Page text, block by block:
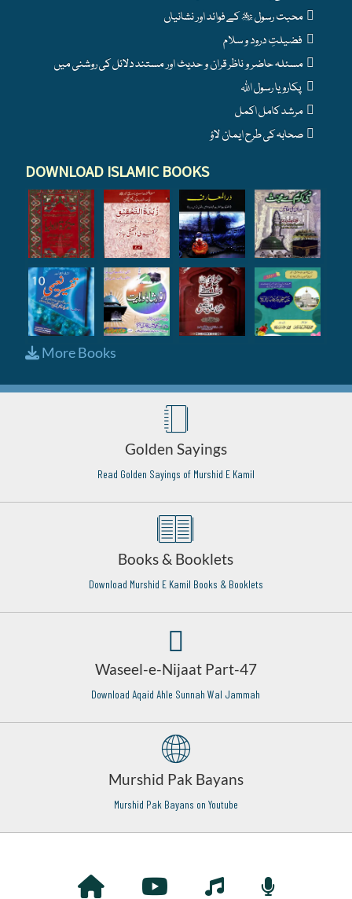
DOWNLOAD ISLAMIC BOOKS
More Books
Golden Sayings
Read Golden Sayings of Murshid E Kamil
Books & Booklets
Download Murshid E Kamil Books & Booklets
Waseel-e-Nijaat Part-47
Download Aqaid Ahle Sunnah Wal Jammah
Murshid Pak Bayans
Murshid Pak Bayans on Youtube